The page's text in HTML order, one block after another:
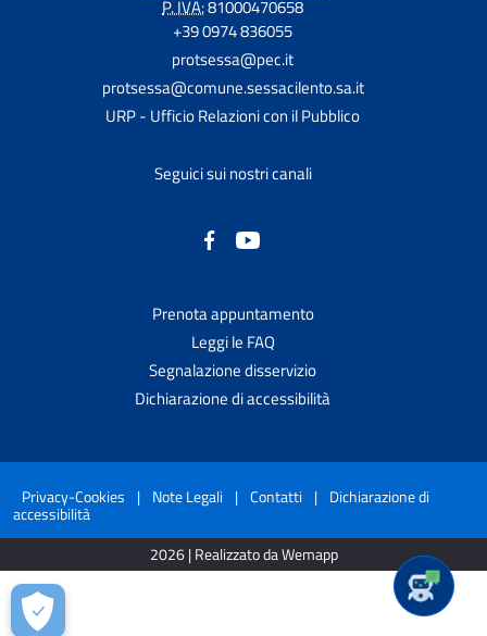
P. IVA:81000470658
+39 0974 836055
protsessa@pec.it
protsessa@comune.sessacilento.sa.it
URP - Ufficio Relazioni con il Pubblico
Seguici sui nostri canali
Prenota appuntamento
Leggi le FAQ
Segnalazione disservizio
Dichiarazione di accessibilità
Privacy-Cookies | Note Legali | Contatti | Dichiarazione di
accessibilità
2026 | Realizzato da Wemapp